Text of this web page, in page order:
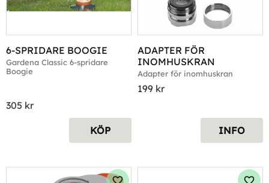
6-SPRIDARE BOOGIE
Gardena Classic 6-spridare
Boogie
305 kr
KÖP
ADAPTER FÖR
INOMHUSKRAN
Adapter för inomhuskran
199 kr
INFO